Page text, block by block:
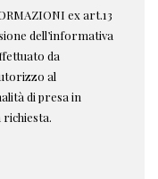
ex art.13
dell’informativa
da
al
di presa in